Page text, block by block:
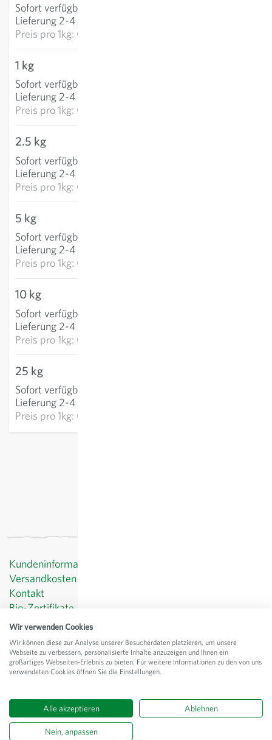
Sofort verfügbar
Lieferung 2-4 Tage
Preis pro1kg: CHF 23.29
1 kg
Sofort verfügbar
Lieferung 2-4 Tage
Preis pro1kg: CHF 13.75
2.5 kg
Sofort verfügbar
Lieferung 2-4 Tage
Preis pro1kg: CHF 12.93
5 kg
Sofort verfügbar
Lieferung 2-4 Tage
Preis pro1kg: CHF 11.63
10 kg
Sofort verfügbar
Lieferung 2-4 Tage
Preis pro1kg: CHF 9.04
25 kg
Sofort verfügbar
Lieferung 2-4 Tage
Preis pro1kg: CHF 9.04
Kundeninformationen
Versandkosten
Kontakt
Bio-Zertifikate
Datenschutz
AGB
Impressum
CH-8462 Rheinau
Alle Preise
Wir verwenden Cookies
Wir können diese zur Analyse unserer Besucherdaten platzieren, um unsere
Webseite zu verbessern, personalisierte Inhalte anzuzeigen und Ihnen ein
großartiges Webseiten-Erlebnis zu bieten. Für weitere Informationen zu den von uns
verwendeten Cookies öffnen Sie die Einstellungen.
Alle akzeptieren Ablehnen
Nein, anpassen